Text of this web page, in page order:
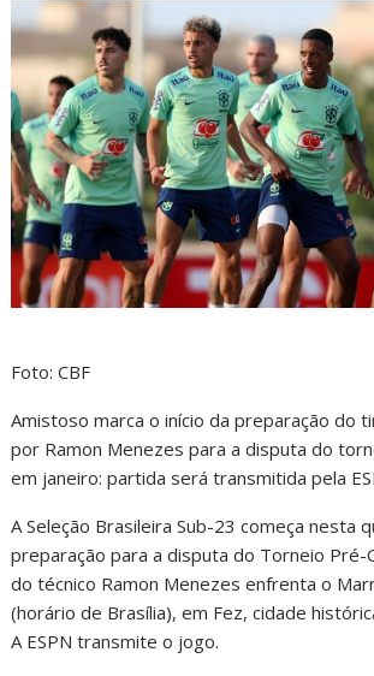
Foto: CBF
Amistoso marca o início da preparação do
por Ramon Menezes para a disputa do
em janeiro: partida será transmitida pela
A Seleção Brasileira Sub-23 começa nesta
preparação para a disputa do Torneio Pré-
do técnico Ramon Menezes enfrenta o
(horário de Brasília), em Fez, cidade
A ESPN transmite o jogo.